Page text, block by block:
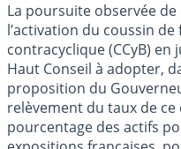
La poursuite observée
l’activation du coussin
contracyclique (CCyB)
Haut Conseil à adopter,
proposition du
relèvement du taux de
pourcentage des actifs